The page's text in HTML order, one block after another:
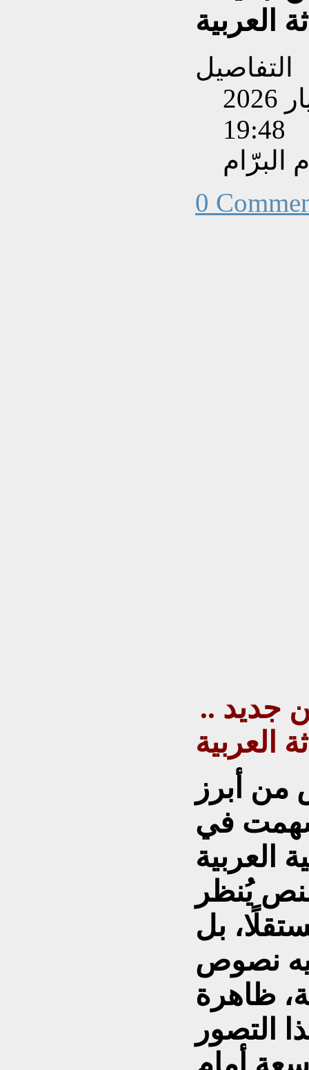
العربية
التفاصيل
تم إنشاءه بتاريخ الأحد, 31 أيار 2026
19:48
0
جديد ..
العربية
من أبرز
في
العربية
يُنظر
بل
نصوص
ظاهرة
التصور